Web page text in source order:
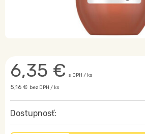
6,35 € s DPH / ks
5,16 € bez DPH / ks
Dostupnosť: